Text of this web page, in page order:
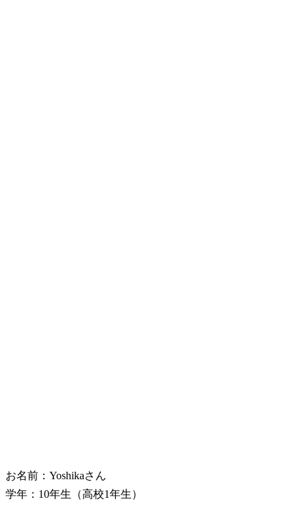
お名前：Yoshikaさん
学年：10年生（高校1年生）